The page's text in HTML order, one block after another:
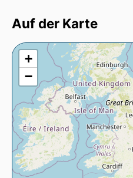
Auf der Karte
+
−